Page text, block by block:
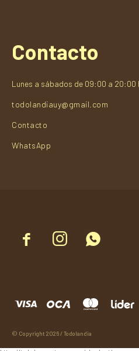
  
Contacto
Lunes a sábados de 09:00 a 20:00
todolandiauy@gmail.com
Contacto
WhatsApp
© Copyright 2026 / Todolandia